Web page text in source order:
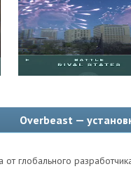
Overbeast —
от глобального